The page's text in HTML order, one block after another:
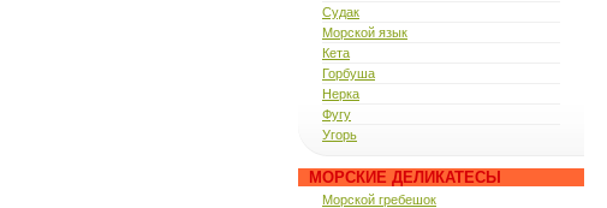
Судак
Морской язык
Кета
Горбуша
Нерка
Фугу
Угорь
МОРСКИЕ ДЕЛИКАТЕСЫ
Морской гребешок